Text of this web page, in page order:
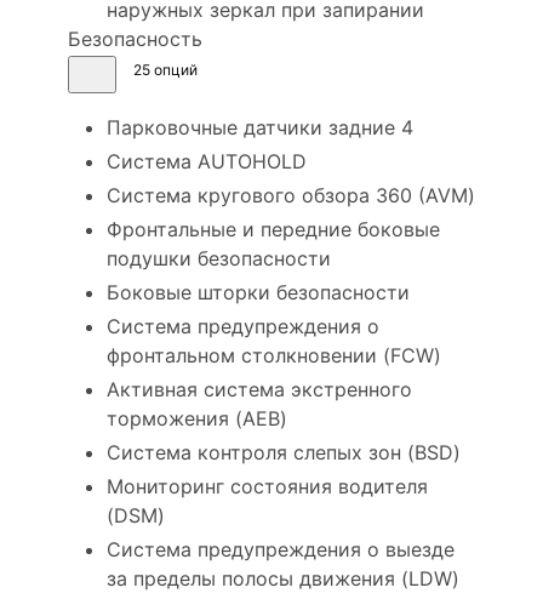
наружных зеркал при запирании
Безопасность
25 опций
Парковочные датчики задние 4
Cистема AUTOHOLD
Система кругового обзора 360 (AVM)
Фронтальные и передние боковые
подушки безопасности
Боковые шторки безопасности
Система предупреждения о
фронтальном столкновении (FCW)
Активная система экстренного
торможения (AEB)
Система контроля слепых зон (BSD)
Мониторинг состояния водителя
(DSM)
Система предупреждения о выезде
за пределы полосы движения (LDW)